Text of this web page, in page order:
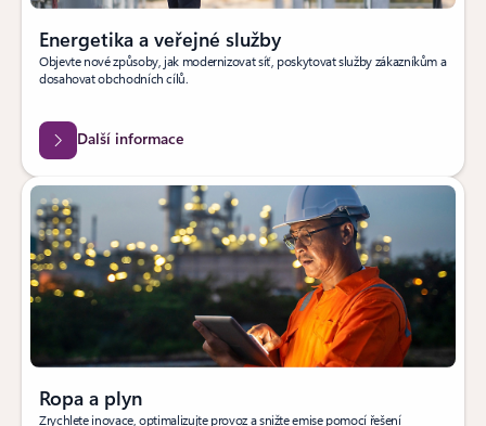
Energetika a veřejné služby
Objevte nové způsoby, jak modernizovat síť, poskytovat služby zákazníkům a
dosahovat obchodních cílů.
Další informace
Ropa a plyn
Zrychlete inovace, optimalizujte provoz a snižte emise pomocí řešení